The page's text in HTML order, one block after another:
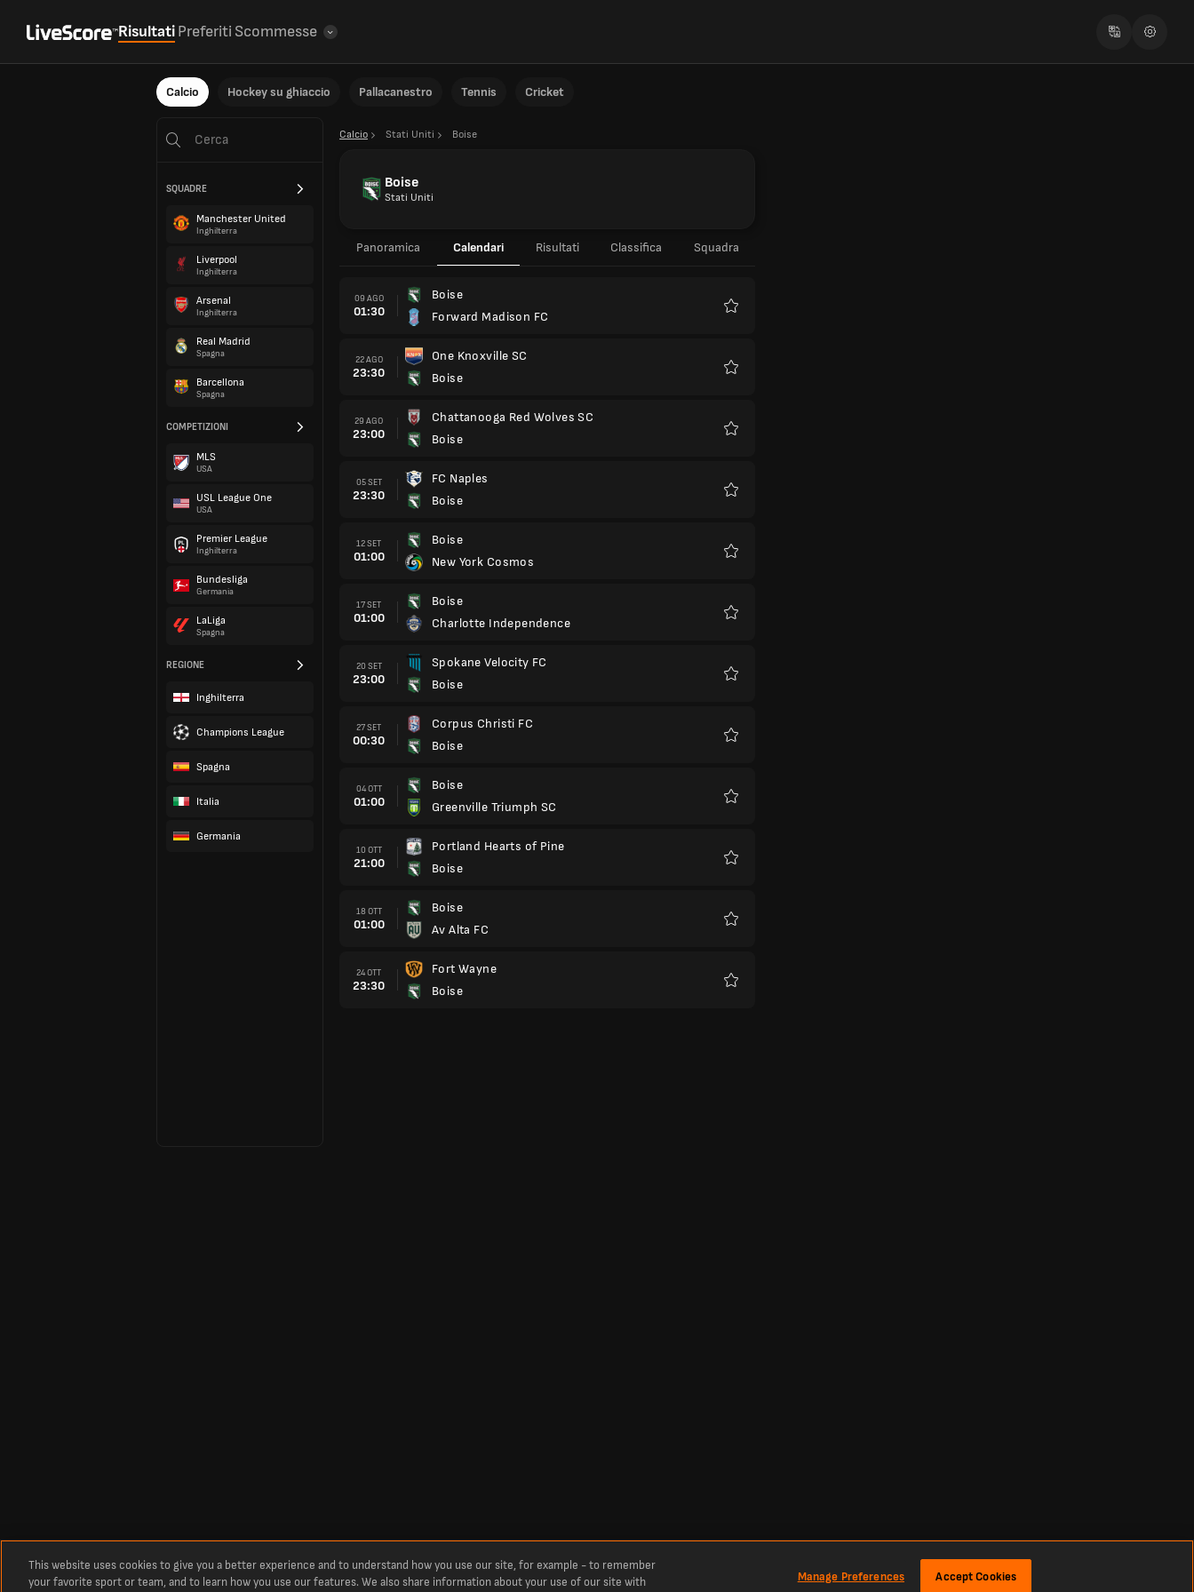
RisultatiPreferiti Scommesse
Calcio Hockey su ghiaccio Pallacanestro Tennis Cricket
SQUADRE
Manchester United
Inghilterra
Liverpool
Inghilterra
Arsenal
Inghilterra
Real Madrid
Spagna
Barcellona
Spagna
COMPETIZIONI
MLS
USA
USL League One
USA
Premier League
Inghilterra
Bundesliga
Germania
LaLiga
Spagna
REGIONE
Inghilterra
Champions League
Spagna
Italia
Germania
Calcio Stati Uniti Boise
Boise
Stati Uniti
Panoramica Calendari Risultati Classifica Squadra
09 AGO
01:30
Boise
Forward Madison FC
22 AGO
23:30
One Knoxville SC
Boise
29 AGO
23:00
Chattanooga Red Wolves SC
Boise
05 SET
23:30
FC Naples
Boise
12 SET
01:00
Boise
New York Cosmos
17 SET
01:00
Boise
Charlotte Independence
20 SET
23:00
Spokane Velocity FC
Boise
27 SET
00:30
Corpus Christi FC
Boise
04 OTT
01:00
Boise
Greenville Triumph SC
10 OTT
21:00
Portland Hearts of Pine
Boise
18 OTT
01:00
Boise
Av Alta FC
24 OTT
23:30
Fort Wayne
Boise
This website uses cookies to give you a better experience and to understand how you use our site, for example - to remember
your favorite sport or team, and to learn how you use our features. We also share information about your use of our site with
Manage Preferences Accept Cookies